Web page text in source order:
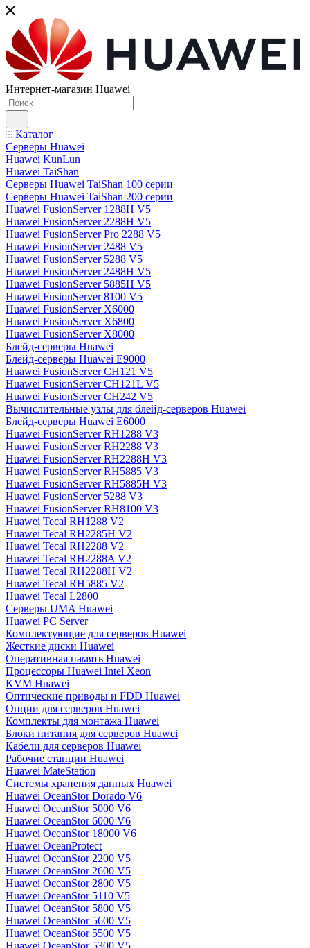
Интернет-магазин Huawei
Каталог
Серверы Huawei
Huawei KunLun
Huawei TaiShan
Серверы Huawei TaiShan 100 серии
Серверы Huawei TaiShan 200 серии
Huawei FusionServer 1288H V5
Huawei FusionServer 2288H V5
Huawei FusionServer Pro 2288 V5
Huawei FusionServer 2488 V5
Huawei FusionServer 5288 V5
Huawei FusionServer 2488H V5
Huawei FusionServer 5885H V5
Huawei FusionServer 8100 V5
Huawei FusionServer X6000
Huawei FusionServer X6800
Huawei FusionServer X8000
Блейд-серверы Huawei
Блейд-серверы Huawei E9000
Huawei FusionServer CH121 V5
Huawei FusionServer CH121L V5
Huawei FusionServer CH242 V5
Вычислительные узлы для блейд-серверов Huawei
Блейд-серверы Huawei E6000
Huawei FusionServer RH1288 V3
Huawei FusionServer RH2288 V3
Huawei FusionServer RH2288H V3
Huawei FusionServer RH5885 V3
Huawei FusionServer RH5885H V3
Huawei FusionServer 5288 V3
Huawei FusionServer RH8100 V3
Huawei Tecal RH1288 V2
Huawei Tecal RH2285H V2
Huawei Tecal RH2288 V2
Huawei Tecal RH2288A V2
Huawei Tecal RH2288H V2
Huawei Tecal RH5885 V2
Huawei Tecal L2800
Серверы UMA Huawei
Huawei PC Server
Комплектующие для серверов Huawei
Жесткие диски Huawei
Оперативная память Huawei
Процессоры Huawei Intel Xeon
KVM Huawei
Оптические приводы и FDD Huawei
Опции для серверов Huawei
Комплекты для монтажа Huawei
Блоки питания для серверов Huawei
Кабели для серверов Huawei
Рабочие станции Huawei
Huawei MateStation
Системы хранения данных Huawei
Huawei OceanStor Dorado V6
Huawei OceanStor 5000 V6
Huawei OceanStor 6000 V6
Huawei OceanStor 18000 V6
Huawei OceanProtect
Huawei OceanStor 2200 V5
Huawei OceanStor 2600 V5
Huawei OceanStor 2800 V5
Huawei OceanStor 5110 V5
Huawei OceanStor 5800 V5
Huawei OceanStor 5600 V5
Huawei OceanStor 5500 V5
Huawei OceanStor 5300 V5